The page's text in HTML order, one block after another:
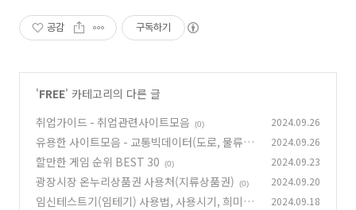
공감 구독하기
'FREE' 카테고리의 다른 글
취업가이드 - 취업관련사이트모음
(0) 2024.09.26
유용한 사이트모음 - 교통빅데이터(도로, 물류,
종합, 지리정보, 철도, 항공)
(0)
2024.09.26
할만한 게임 순위 BEST 30 (0) 2024.09.23
광장시장 온누리상품권 사용처(지류상품권) (0) 2024.09.20
임신테스트기(임테기) 사용법, 사용시기, 희미한
2024.09.18